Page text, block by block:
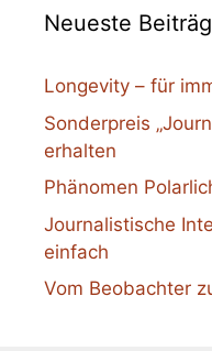
Neueste
Longevity – für
Sonderpreis
erhalten
Phänomen
Journalistische
einfach
Vom Beobachter